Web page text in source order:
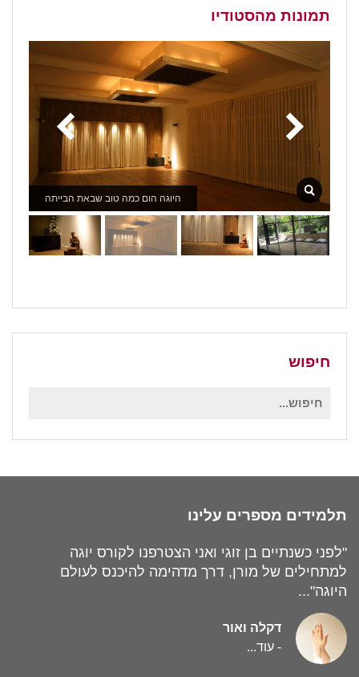
תמונות מהסטודיו
היוגה הום כמה טוב שבאת הבייתה
חיפוש
תלמידים מספרים עלינו
"לפני כשנתיים בן זוגי ואני הצטרפנו לקורס יוגה
למתחילים של מורן, דרך מדהימה להיכנס לעולם
היוגה"...
דקלה ואור
- עוד...